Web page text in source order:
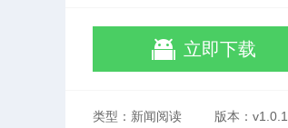
立即下载
类型：新闻阅读 版本：v1.0.1